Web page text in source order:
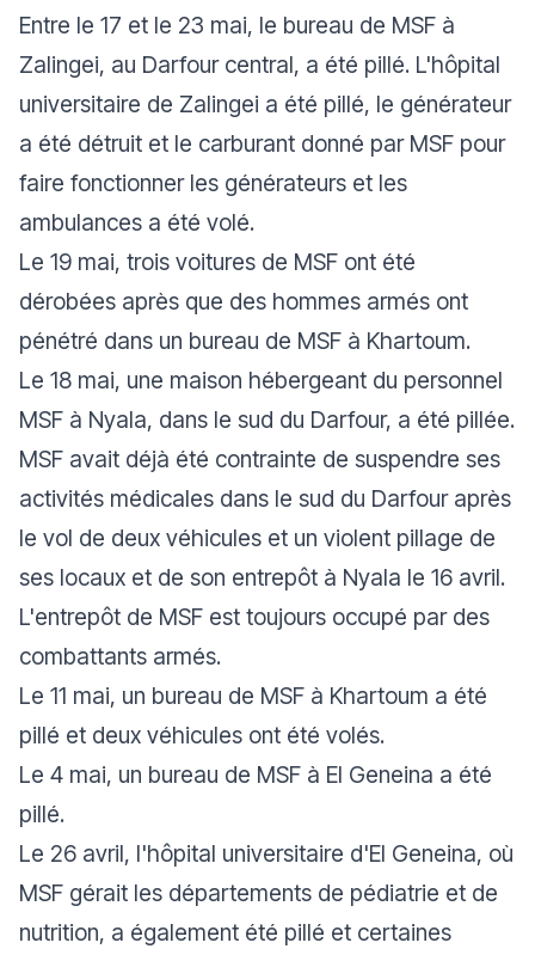
Entre le 17 et le 23 mai, le bureau de MSF à
Zalingei, au Darfour central, a été pillé. L'hôpital
universitaire de Zalingei a été pillé, le générateur
a été détruit et le carburant donné par MSF pour
faire fonctionner les générateurs et les
ambulances a été volé.
Le 19 mai, trois voitures de MSF ont été
dérobées après que des hommes armés ont
pénétré dans un bureau de MSF à Khartoum.
Le 18 mai, une maison hébergeant du personnel
MSF à Nyala, dans le sud du Darfour, a été pillée.
MSF avait déjà été contrainte de suspendre ses
activités médicales dans le sud du Darfour après
le vol de deux véhicules et un violent pillage de
ses locaux et de son entrepôt à Nyala le 16 avril.
L'entrepôt de MSF est toujours occupé par des
combattants armés.
Le 11 mai, un bureau de MSF à Khartoum a été
pillé et deux véhicules ont été volés.
Le 4 mai, un bureau de MSF à El Geneina a été
pillé.
Le 26 avril, l'hôpital universitaire d'El Geneina, où
MSF gérait les départements de pédiatrie et de
nutrition, a également été pillé et certaines